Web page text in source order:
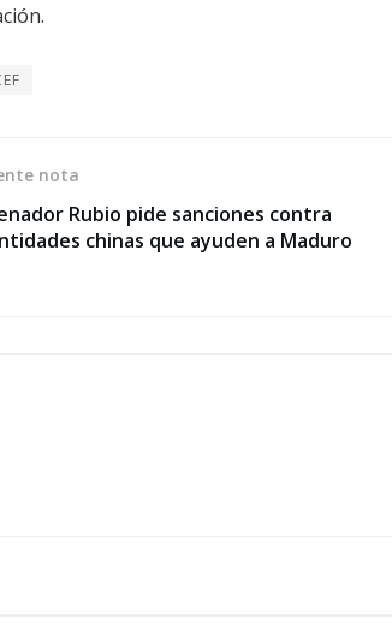
nota
Rubio pide sanciones contra
chinas que ayuden a Maduro